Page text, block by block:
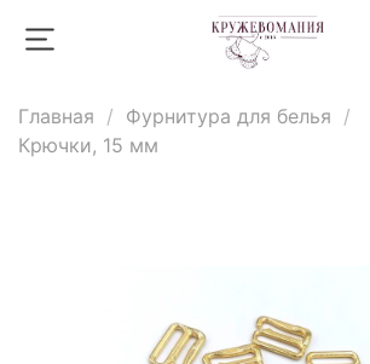
Главная Фурнитура для белья
Крючки, 15 мм